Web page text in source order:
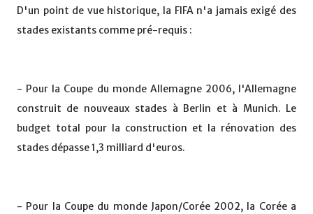
D'un point de vue historique, la FIFA n'a jamais exigé des
stades existants comme pré-requis :
- Pour la Coupe du monde Allemagne 2006, l'Allemagne
construit de nouveaux stades à Berlin et à Munich. Le
budget total pour la construction et la rénovation des
stades dépasse 1,3 milliard d'euros.
- Pour la Coupe du monde Japon/Corée 2002, la Corée a